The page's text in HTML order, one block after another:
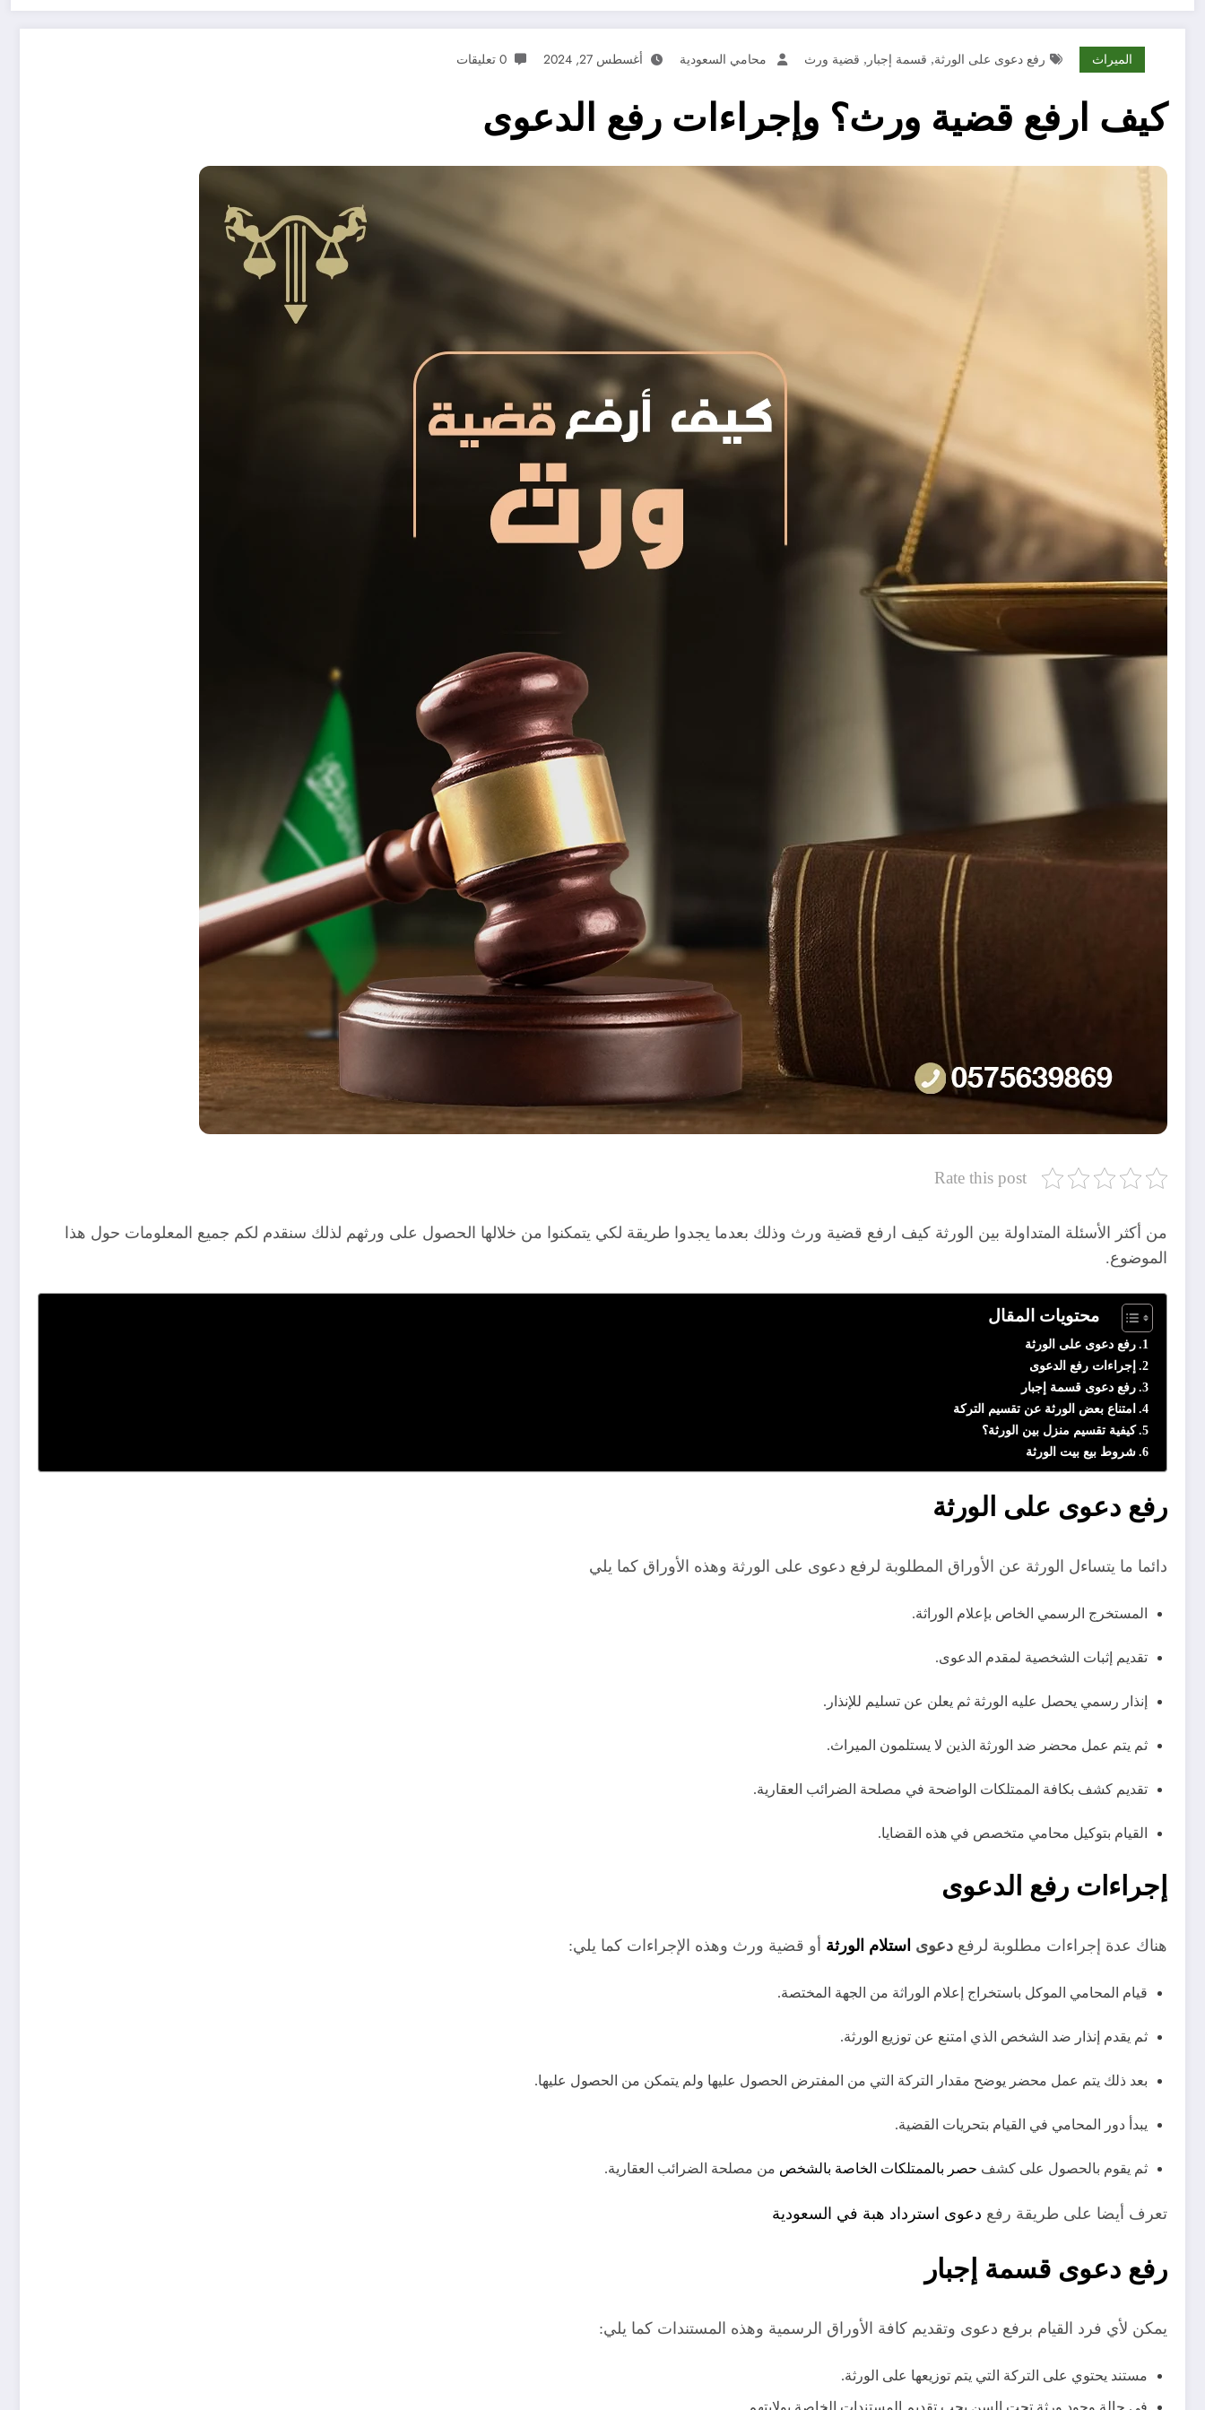
الميراث رفع دعوى على الورثة, قسمة إجبار , قضية ورث محامي السعودية أغسطس 27, 2024 0 تعليقات
كيف ارفع قضية ورث؟ وإجراءات رفع الدعوى
Rate this post
من أكثر الأسئلة المتداولة بين الورثة كيف ارفع قضية ورث وذلك بعدما يجدوا طريقة لكي يتمكنوا من خلالها الحصول على ورثهم لذلك سنقدم لكم جميع المعلومات حول هذا
الموضوع.
محتويات المقال
رفع دعوى على الورثة
إجراءات رفع الدعوى
رفع دعوى قسمة إجبار
امتناع بعض الورثة عن تقسيم التركة
كيفية تقسيم منزل بين الورثة؟
شروط بيع بيت الورثة
رفع دعوى على الورثة
دائما ما يتساءل الورثة عن الأوراق المطلوبة لرفع دعوى على الورثة وهذه الأوراق كما يلي
المستخرج الرسمي الخاص بإعلام الوراثة.
تقديم إثبات الشخصية لمقدم الدعوى.
إنذار رسمي يحصل عليه الورثة ثم يعلن عن تسليم للإنذار.
ثم يتم عمل محضر ضد الورثة الذين لا يستلمون الميراث.
تقديم كشف بكافة الممتلكات الواضحة في مصلحة الضرائب العقارية.
القيام بتوكيل محامي متخصص في هذه القضايا.
إجراءات رفع الدعوى
هناك عدة إجراءات مطلوبة لرفع دعوى استلام الورثة أو قضية ورث وهذه الإجراءات كما يلي:
قيام المحامي الموكل باستخراج إعلام الوراثة من الجهة المختصة.
ثم يقدم إنذار ضد الشخص الذي امتنع عن توزيع الورثة.
بعد ذلك يتم عمل محضر يوضح مقدار التركة التي من المفترض الحصول عليها ولم يتمكن من الحصول عليها.
يبدأ دور المحامي في القيام بتحريات القضية.
ثم يقوم بالحصول على كشف حصر بالممتلكات الخاصة بالشخص من مصلحة الضرائب العقارية.
تعرف أيضا على طريقة رفع دعوى استرداد هبة في السعودية
رفع دعوى قسمة إجبار
يمكن لأي فرد القيام برفع دعوى وتقديم كافة الأوراق الرسمية وهذه المستندات كما يلي:
مستند يحتوي على التركة التي يتم توزيعها على الورثة.
في حالة وجود ورثة تحت السن يجب تقديم المستندات الخاصة بولايتهم.